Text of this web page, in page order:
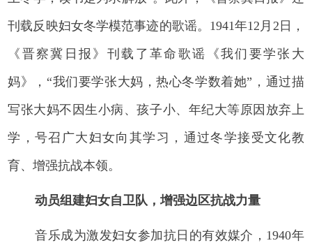
刊载反映妇女冬学模范事迹的歌谣。1941年12月2日，
《晋察冀日报》刊载了革命歌谣《我们要学张大
妈》，“我们要学张大妈，热心冬学数着她”，通过描
写张大妈不因生小病、孩子小、年纪大等原因放弃上
学，号召广大妇女向其学习，通过冬学接受文化教
育、增强抗战本领。
动员组建妇女自卫队，增强边区抗战力量
音乐成为激发妇女参加抗日的有效媒介，1940年